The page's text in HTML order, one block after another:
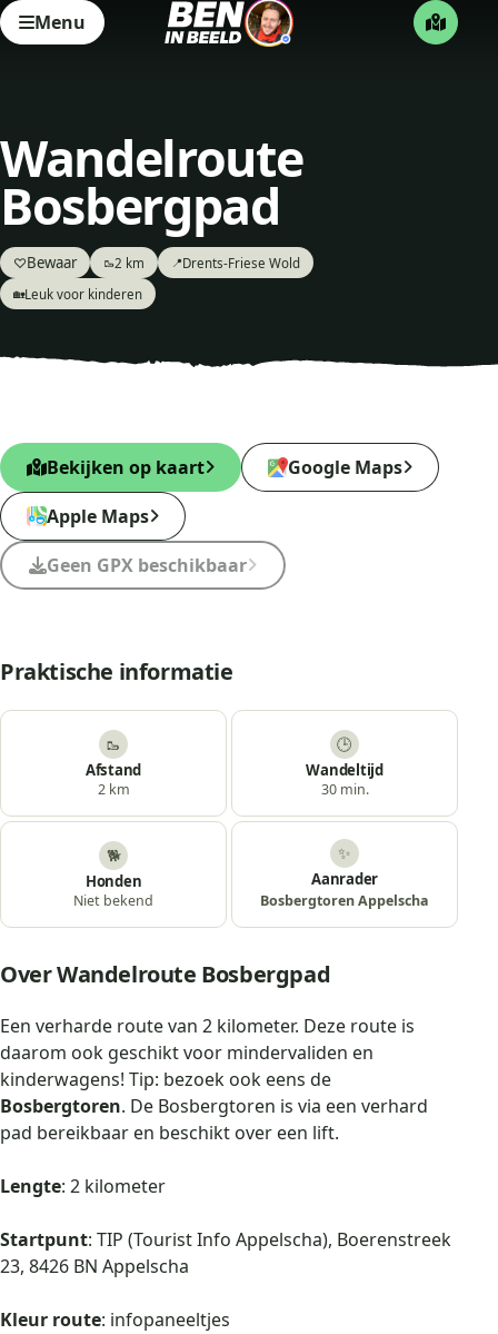
Menu
Wandelroute
Bosbergpad
♡Bewaar 🥾2 km 📍Drents-Friese Wold
🏡Leuk voor kinderen
Bekijken op kaart
Google Maps
Apple Maps
Geen GPX beschikbaar
Praktische informatie
🥾
Afstand
2 km
🕒
Wandeltijd
30 min.
🐕
Honden
Niet bekend
✨
Aanrader
Bosbergtoren Appelscha
Over Wandelroute Bosbergpad
Een verharde route van 2 kilometer. Deze route is
daarom ook geschikt voor mindervaliden en
kinderwagens! Tip: bezoek ook eens de
Bosbergtoren. De Bosbergtoren is via een verhard
pad bereikbaar en beschikt over een lift.
Lengte: 2 kilometer
Startpunt: TIP (Tourist Info Appelscha), Boerenstreek
23, 8426 BN Appelscha
Kleur route: infopaneeltjes